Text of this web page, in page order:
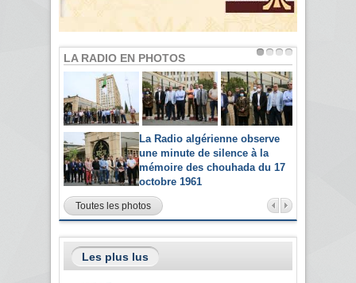
LA RADIO EN PHOTOS
La Radio algérienne observe
une minute de silence à la
mémoire des chouhada du 17
octobre 1961
Toutes les photos
Les plus lus